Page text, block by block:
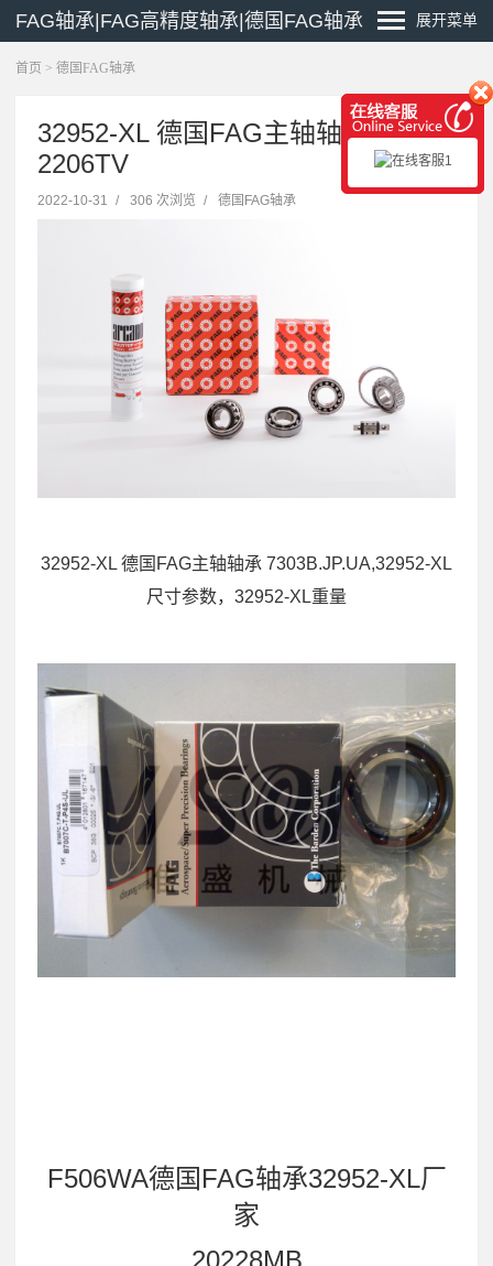
FAG轴承|FAG高精度轴承|德国FAG轴承 展开菜单
首页 > 德国FAG轴承
32952-XL 德国FAG主轴轴承
2206TV
2022-10-31 / 306 次浏览 / 德国FAG轴承
32952-XL 德国FAG主轴轴承 7303B.JP.UA,32952-XL
尺寸参数，32952-XL重量
F506WA德国FAG轴承32952-XL厂
家
20228MB